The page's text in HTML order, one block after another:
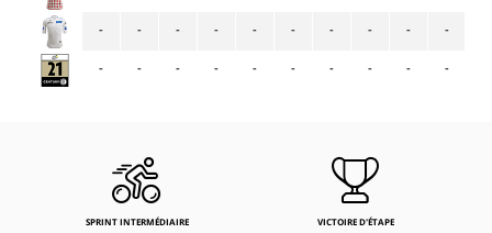
-
-
-
-
-
-
-
-
-
-
-
-
-
-
-
-
-
-
-
-
SPRINT INTERMÉDIAIRE VICTOIRE D'ÉTAPE